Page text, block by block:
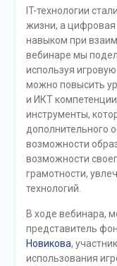
IT-технологии
жизни, а цифровая
навыком при
вебинаре мы
используя
можно повысить
и ИКТ
инструменты,
дополнительного
возможности
возможности
грамотности,
технологий.
В ходе вебинара,
представитель
Новикова,
использования